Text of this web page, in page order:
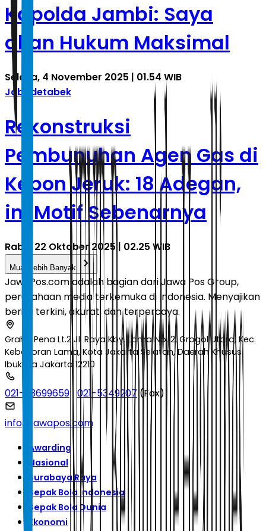
Kapolda Jambi: Saya
akan Hukum Maksimal
Selasa, 4 November 2025 | 01.54 WIB
Jabodetabek
Rekonstruksi
Pembunuhan Agen Gas di
Kebon Jeruk: 18 Adegan,
ini Motif Sebenarnya
Rabu, 22 Oktober 2025 | 02.25 WIB
Muat Lebih Banyak
JawaPos.com adalah bagian dari Jawa Pos Group,
perusahaan media terkemuka di Indonesia. Menyajikan
berita terkini, akurat, dan terpercaya.
Graha Pena Lt.2 Jl. Raya Kby. Lama No.12, Grogol Utara, Kec.
Kebayoran Lama, Kota Jakarta Selatan, Daerah Khusus
Ibukota Jakarta 12210
021-53699659| 021-5349207 (Fax)
info@jawapos.com
Awarding
Nasional
Surabaya Raya
Sepak Bola Indonesia
Sepak Bola Dunia
Ekonomi